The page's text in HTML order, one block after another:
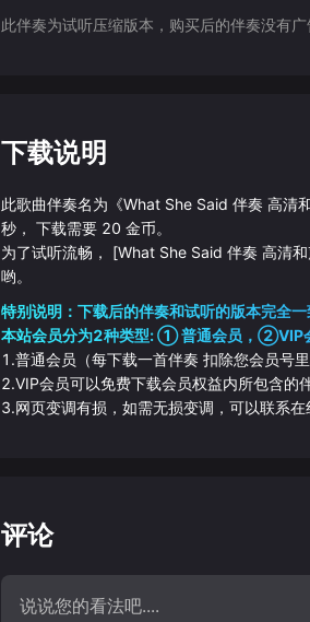
此伴奏为试听压缩版本，购买后的伴奏没有
下载说明
此歌曲伴奏名为《What She Said 伴奏 高清
秒， 下载需要 20 金币。
为了试听流畅， [What She Said 伴奏 高清
哟。
特别说明：下载后的伴奏和试听的版本完全
本站会员分为2种类型: ① 普通会员，②VIP
1.普通会员（每下载一首伴奏 扣除您会员号里
2.VIP会员可以免费下载会员权益内所包含的
3.网页变调有损，如需无损变调，可以联系
评论